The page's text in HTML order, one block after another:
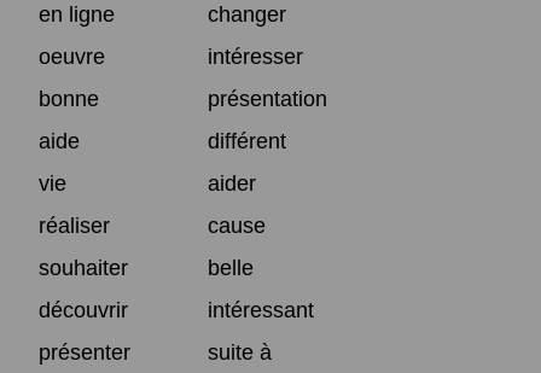
en ligne
changer
oeuvre
intéresser
bonne
présentation
aide
différent
vie
aider
réaliser
cause
souhaiter
belle
découvrir
intéressant
présenter
suite à